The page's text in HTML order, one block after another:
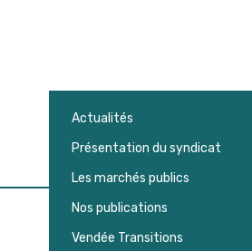
Actualités
Présentation du syndicat
Les marchés publics
Nos publications
Vendée Transitions